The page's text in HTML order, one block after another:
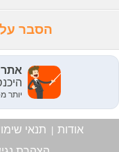
הסבר על
אודות תנאי